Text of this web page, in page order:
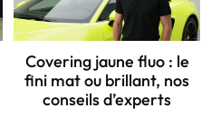
Covering jaune fluo : le
fini mat ou brillant, nos
conseils d’experts